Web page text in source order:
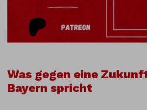
Was gegen eine
Bayern spricht